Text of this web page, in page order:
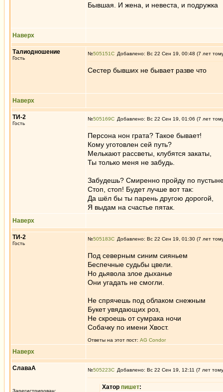
Бывшая. И жена, и невеста, и подружка
Наверх
Талиодношение
Гость
№505151 Добавлено: Вс 22 Сен 19, 00:48 (7 лет
Сестер бывших не бывает разве что
Наверх
ТИ-2
Гость
№505169 Добавлено: Вс 22 Сен 19, 01:06 (7 лет
Персона нон грата? Такое бывает!
Кому уготовлен сей путь?
Мелькают рассветы, клубятся закаты,
Ты только меня не забудь.
Забудешь? Смиренно пройду по
Стоп, стоп! Будет лучше вот так:
Да шёл бы ты парень другою дорогой,
Я выдам на счастье пятак.
Наверх
ТИ-2
Гость
№505183 Добавлено: Вс 22 Сен 19, 01:30 (7 лет
Под северным синим сияньем
Беспечные судьбы цвели.
Но дьявола злое дыханье
Они угадать не смогли.
Не спрячешь под облаком снежным
Букет увядающих роз,
Не скроешь от сумрака ночи
Собачку по имени Хвост.
Ответы на этот пост: AG Condor
Наверх
СлаваА
Зарегистрирован:
№505223 Добавлено: Вс 22 Сен 19, 12:11 (7 лет
Хатор пишет: